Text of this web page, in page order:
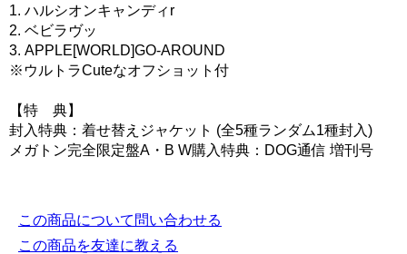
1. ハルシオンキャンディr
2. ベビラヴッ
3. APPLE[WORLD]GO-AROUND
※ウルトラCuteなオフショット付
【特 典】
封入特典：着せ替えジャケット (全5種ランダム1種封入)
メガトン完全限定盤A・B W購入特典：DOG通信 増刊号
この商品について問い合わせる
この商品を友達に教える